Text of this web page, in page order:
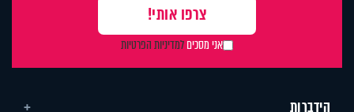
אני מסכיםלמדיניות הפרטיות
הידברות